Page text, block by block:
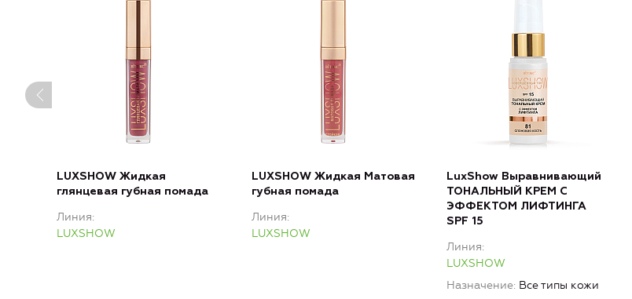
LUXSHOW Жидкая
глянцевая губная помада
Линия
LUXSHOW
LUXSHOW Жидкая Матовая
губная помада
Линия
LUXSHOW
LuxShow Выравнивающий
ТОНАЛЬНЫЙ КРЕМ С
ЭФФЕКТОМ ЛИФТИНГА
SPF 15
Линия
LUXSHOW
Назначение Все типы кожи